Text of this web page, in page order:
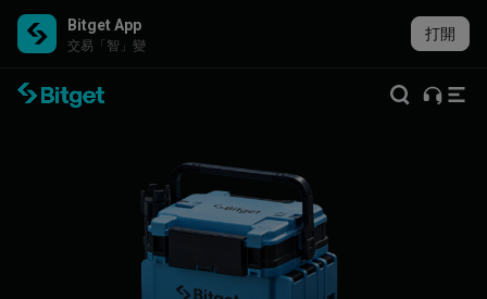
Bitget App
交易「智」變
打開